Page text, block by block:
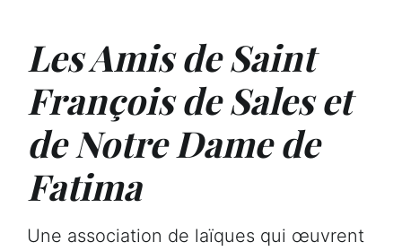
Les Amis de Saint
François de Sales et
de Notre Dame de
Fatima
Une association de laïques qui œuvrent